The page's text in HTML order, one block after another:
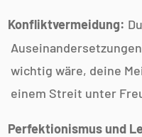
Konfliktvermeidung:
wichtig wäre, deine
einem Streit unter
Perfektionismus und